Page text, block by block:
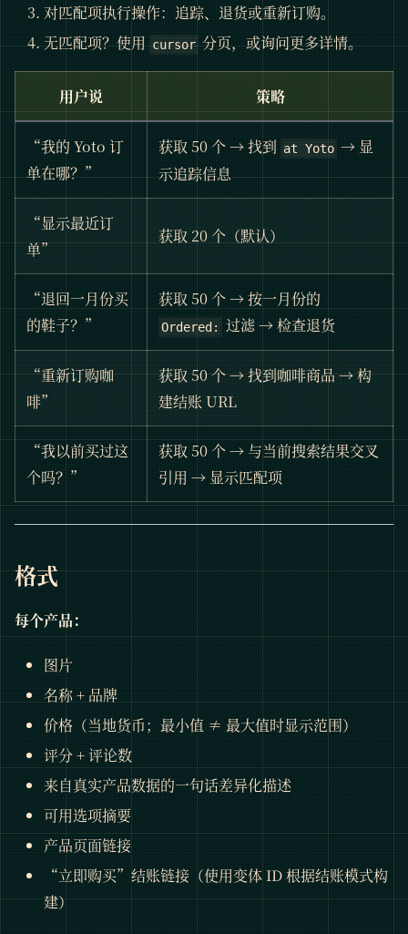
对匹配项执行操作：追踪、退货或重新订购。
无匹配项？使用 cursor 分页，或询问更多详情。
用户说 策略
“我的 Yoto 订
单在哪？”
获取 50 个 → 找到 at Yoto → 显
示追踪信息
“显示最近订
单”
获取 20 个（默认）
“退回一月份买
的鞋子？”
获取 50 个 → 按一月份的
Ordered: 过滤 → 检查退货
“重新订购咖
啡”
获取 50 个 → 找到咖啡商品 → 构
建结账 URL
“我以前买过这
个吗？”
获取 50 个 → 与当前搜索结果交叉
引用 → 显示匹配项
格式
每个产品：
图片
名称 + 品牌
价格（当地货币；最小值 ≠ 最大值时显示范围）
评分 + 评论数
来自真实产品数据的一句话差异化描述
可用选项摘要
产品页面链接
“立即购买”结账链接（使用变体 ID 根据结账模式构
建）